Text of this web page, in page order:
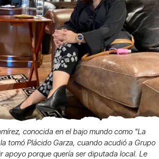
conocida en el bajo mundo como "La
tomó Plácido Garza, cuando acudió a Grupo
apoyo porque quería ser diputada local. Le